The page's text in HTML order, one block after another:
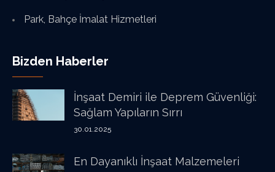
Park, Bahçe İmalat Hizmetleri
Bizden Haberler
İnşaat Demiri ile Deprem Güvenliği:
Sağlam Yapıların Sırrı
30.01.2025
En Dayanıklı İnşaat Malzemeleri